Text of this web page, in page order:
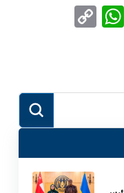
WhatsApp
Copy